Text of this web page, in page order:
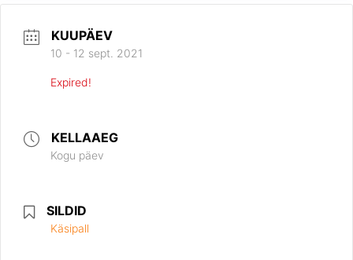
KUUPÄEV
10 - 12 sept. 2021
Expired!
KELLAAEG
Kogu päev
SILDID
Käsipall